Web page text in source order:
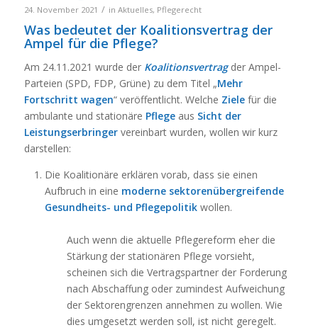
24. November 2021 / in Aktuelles, Pflegerecht
Was bedeutet der Koalitionsvertrag der
Ampel für die Pflege?
Am 24.11.2021 wurde der Koalitionsvertrag der Ampel-
Parteien (SPD, FDP, Grüne) zu dem Titel „Mehr
Fortschritt wagen“ veröffentlicht. Welche Zielefür die
ambulante und stationäre Pflegeaus Sicht der
Leistungserbringervereinbart wurden, wollen wir kurz
darstellen:
Die Koalitionäre erklären vorab, dass sie einen
Aufbruch in eine moderne sektorenübergreifende
Gesundheits- und Pflegepolitikwollen.
Auch wenn die aktuelle Pflegereform eher die
Stärkung der stationären Pflege vorsieht,
scheinen sich die Vertragspartner der Forderung
nach Abschaffung oder zumindest Aufweichung
der Sektorengrenzen annehmen zu wollen. Wie
dies umgesetzt werden soll, ist nicht geregelt.